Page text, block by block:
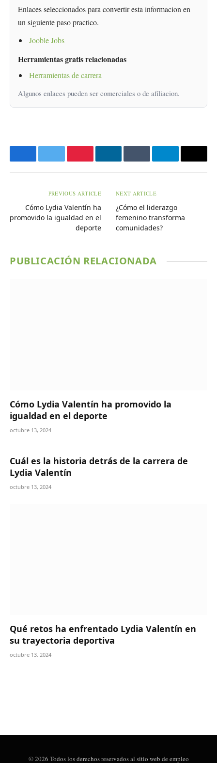
Enlaces seleccionados para convertir esta informacion en
un siguiente paso practico.
Jooble Jobs
Herramientas gratis relacionadas
Herramientas de carrera
Algunos enlaces pueden ser comerciales o de afiliacion.
FacebookTwitter PinterestLinkedInTumblr TelegramEmail
PREVIOUS ARTICLE
Cómo Lydia Valentín ha
promovido la igualdad en el
deporte
NEXT ARTICLE
¿Cómo el liderazgo
femenino transforma
comunidades?
PUBLICACIÓN RELACIONADA
Cómo Lydia Valentín ha promovido la
igualdad en el deporte
octubre 13, 2024
Cuál es la historia detrás de la carrera de
Lydia Valentín
octubre 13, 2024
Qué retos ha enfrentado Lydia Valentín en
su trayectoria deportiva
octubre 13, 2024
© 2026 Todos los derechos reservados al sitio web de empleo